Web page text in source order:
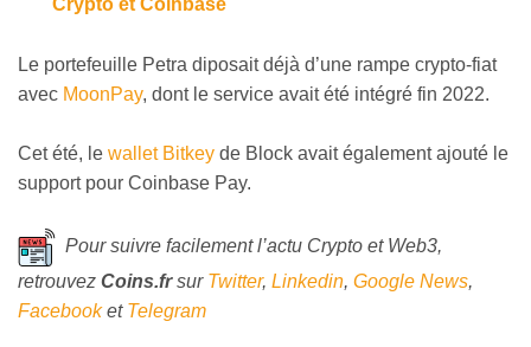
Crypto et Coinbase
Le portefeuille Petra diposait déjà d’une rampe crypto-fiat
avec MoonPay, dont le service avait été intégré fin 2022.
Cet été, le wallet Bitkey de Block avait également ajouté le
support pour Coinbase Pay.
Pour suivre facilement l’actu Crypto et Web3,
retrouvez Coins.frsur Twitter, Linkedin, Google News,
Facebooket Telegram